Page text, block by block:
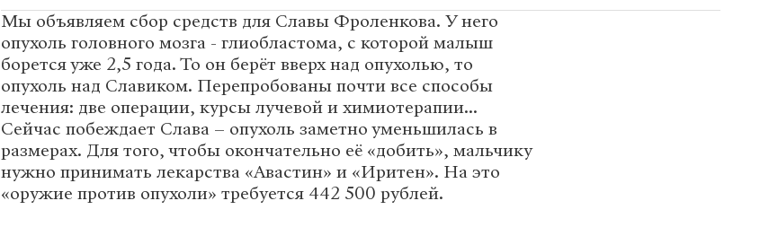
Мы объявляем сбор средств для Славы Фроленкова. У него
опухоль головного мозга - глиобластома, с которой малыш
борется уже 2,5 года. То он берёт вверх над опухолью, то
опухоль над Славиком. Перепробованы почти все способы
лечения: две операции, курсы лучевой и химиотерапии...
Сейчас побеждает Слава – опухоль заметно уменьшилась в
размерах. Для того, чтобы окончательно её «добить», мальчику
нужно принимать лекарства «Авастин» и «Иритен». На это
«оружие против опухоли» требуется 442 500 рублей.